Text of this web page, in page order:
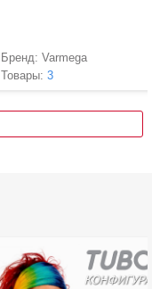
Бренд: Varmega
Товары: 3